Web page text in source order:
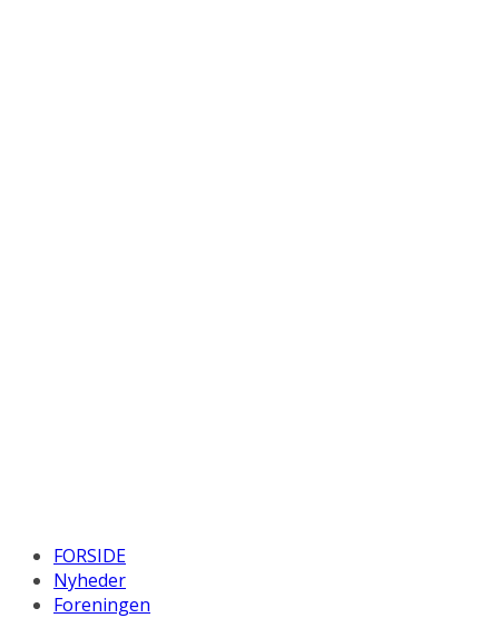
FORSIDE
Nyheder
Foreningen